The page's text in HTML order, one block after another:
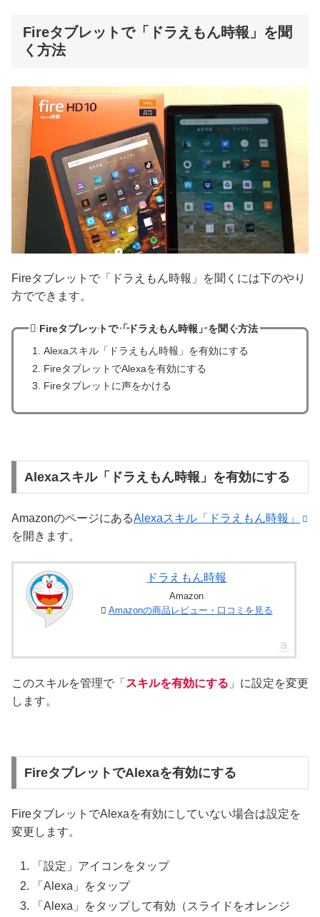
Fireタブレットで「ドラえもん時報」を聞
く方法
Fireタブレットで「ドラえもん時報」を聞くには下のやり
方でできます。
Fireタブレットで「ドラえもん時報」を聞く方法
Alexaスキル「ドラえもん時報」を有効にする
FireタブレットでAlexaを有効にする
Fireタブレットに声をかける
Alexaスキル「ドラえもん時報」を有効にする
AmazonのページにあるAlexaスキル「ドラえもん時報」
を開きます。
ドラえもん時報
Amazon
Amazonの商品レビュー・口コミを見る
このスキルを管理で「 スキルを有効にする 」に設定を変更
します。
FireタブレットでAlexaを有効にする
FireタブレットでAlexaを有効にしていない場合は設定を
変更します。
「設定」アイコンをタップ
「Alexa」をタップ
「Alexa」をタップして有効（スライドをオレンジ